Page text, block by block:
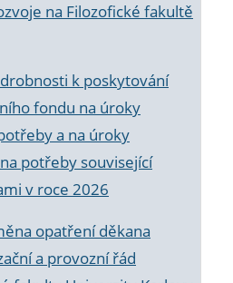
na Filozofické fakultě
k poskytování
fondu na úroky
a na úroky
potřeby související
v roce 2026
opatření děkana
a provozní řád